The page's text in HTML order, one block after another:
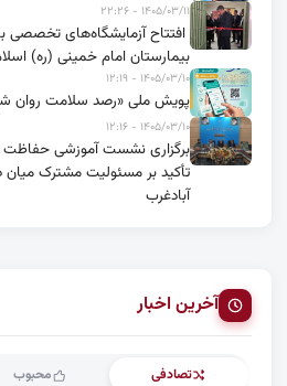
۱۴۰۵/۰۳/۱۱ - ۲۲:۲۶
افتتاح آزمایشگاه‌های تخصصی
بیمارستان امام خمینی (ره)
۱۴۰۵/۰۳/۱۰ - ۱۲:۱۹
پویش ملی «رصد سلامت روان
۱۴۰۵/۰۳/۱۰ - ۱۲:۱۶
برگزاری نشست آموزشی
تأکید بر مسئولیت مشترک میان
آبادغرب
آخرین اخبار
تصادفی محبوب